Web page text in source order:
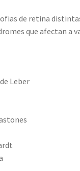
de retina
que afectan a
Leber